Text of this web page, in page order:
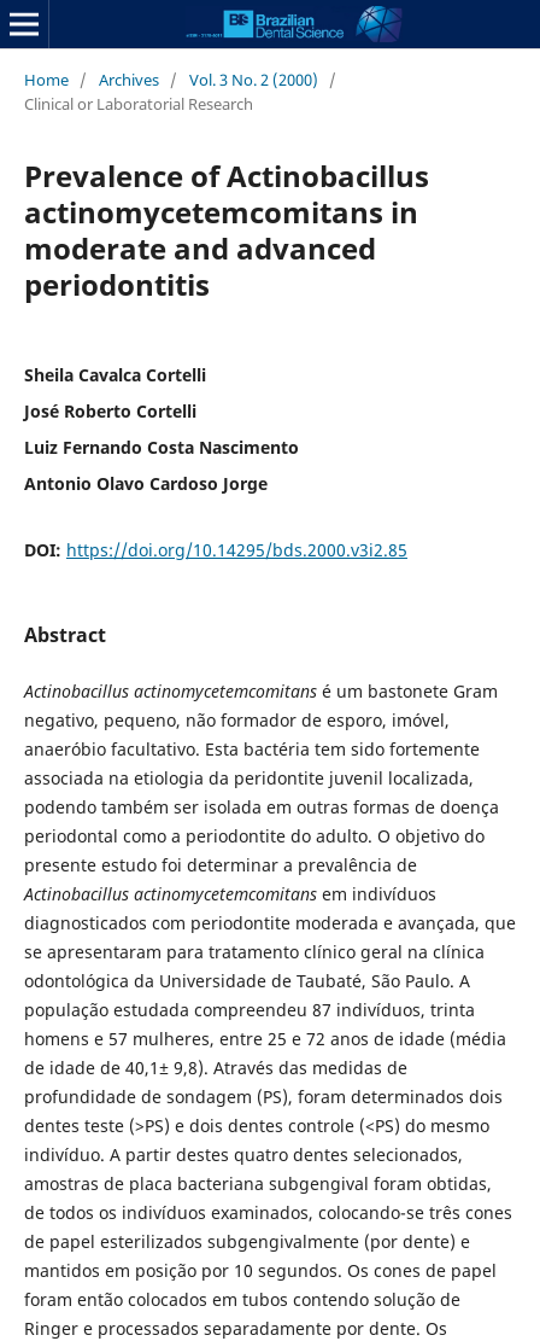
Home / Archives / Vol. 3 No. 2 (2000)
/
Clinical or Laboratorial Research
Prevalence of Actinobacillus
actinomycetemcomitans in
moderate and advanced
periodontitis
Sheila Cavalca Cortelli
José Roberto Cortelli
Luiz Fernando Costa Nascimento
Antonio Olavo Cardoso Jorge
DOI: https://doi.org/10.14295/bds.2000.v3i2.85
Abstract
Actinobacillus actinomycetemcomitans é um bastonete Gram
negativo, pequeno, não formador de esporo, imóvel,
anaeróbio facultativo. Esta bactéria tem sido fortemente
associada na etiologia da peridontite juvenil localizada,
podendo também ser isolada em outras formas de doença
periodontal como a periodontite do adulto. O objetivo do
presente estudo foi determinar a prevalência de
Actinobacillus actinomycetemcomitans em indivíduos
diagnosticados com periodontite moderada e avançada, que
se apresentaram para tratamento clínico geral na clínica
odontológica da Universidade de Taubaté, São Paulo. A
população estudada compreendeu 87 indivíduos, trinta
homens e 57 mulheres, entre 25 e 72 anos de idade (média
de idade de 40,1± 9,8). Através das medidas de
profundidade de sondagem (PS), foram determinados dois
dentes teste (>PS) e dois dentes controle (<PS) do mesmo
indivíduo. A partir destes quatro dentes selecionados,
amostras de placa bacteriana subgengival foram obtidas,
de todos os indivíduos examinados, colocando-se três cones
de papel esterilizados subgengivalmente (por dente) e
mantidos em posição por 10 segundos. Os cones de papel
foram então colocados em tubos contendo solução de
Ringer e processados separadamente por dente. Os